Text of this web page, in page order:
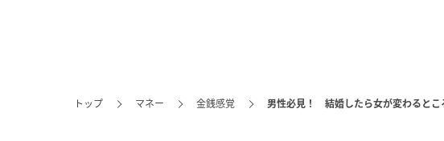
トップ マネー 金銭感覚 男性必見！ 結婚したら女が変わると